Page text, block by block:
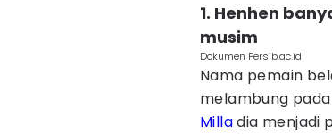
1. Henhen
musim
Dokumen Persib.ac.id
Nama pemain
melambung pada
Milladia menjadi